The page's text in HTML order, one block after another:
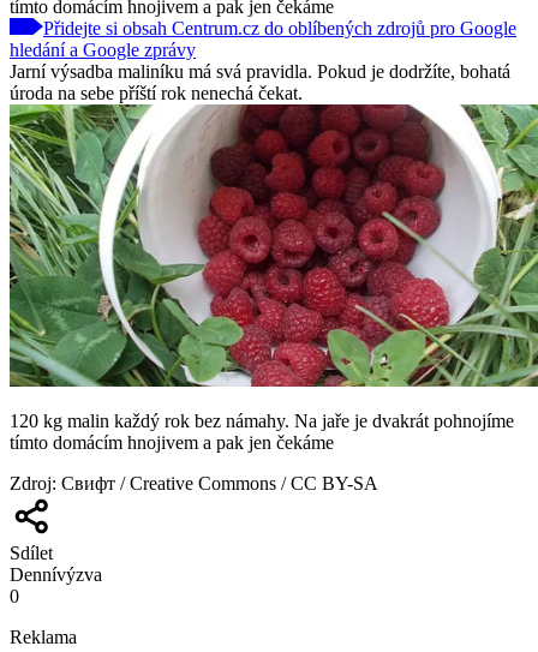
tímto domácím hnojivem a pak jen čekáme
Přidejte si obsah Centrum.cz do oblíbených zdrojů pro Google
hledání a Google zprávy
Jarní výsadba maliníku má svá pravidla. Pokud je dodržíte, bohatá
úroda na sebe příští rok nenechá čekat.
120 kg malin každý rok bez námahy. Na jaře je dvakrát pohnojíme
tímto domácím hnojivem a pak jen čekáme
Zdroj: Свифт / Creative Commons / CC BY-SA
Sdílet
Dennívýzva
0
Reklama